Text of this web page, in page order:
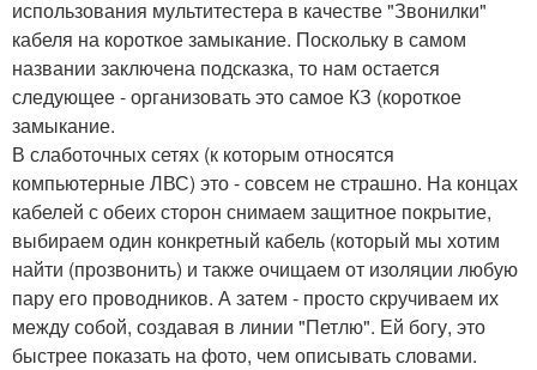
использования мультитестера в качестве "Звонилки"
кабеля на короткое замыкание. Поскольку в самом
названии заключена подсказка, то нам остается
следующее - организовать это самое КЗ (короткое
замыкание.
В слаботочных сетях (к которым относятся
компьютерные ЛВС) это - совсем не страшно. На концах
кабелей с обеих сторон снимаем защитное покрытие,
выбираем один конкретный кабель (который мы хотим
найти (прозвонить) и также очищаем от изоляции любую
пару его проводников. А затем - просто скручиваем их
между собой, создавая в линии "Петлю". Ей богу, это
быстрее показать на фото, чем описывать словами.